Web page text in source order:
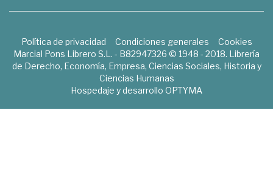
Política de privacidad Condiciones generales
Cookies
Marcial Pons Librero S.L. - B82947326 © 1948 - 2018. Librería
de Derecho, Economía, Empresa, Ciencias Sociales, Historia y
Ciencias Humanas
Hospedaje y desarrollo OPTYMA